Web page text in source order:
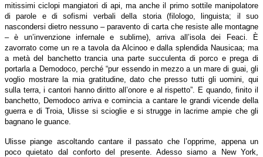
mitissimi ciclopi mangiatori di api, ma anche il primo sottile manipolatore
di parole e di sofismi verbali della storia (filologo, linguista; il suo
nascondersi dietro nessuno – paravento di carta che resiste alle montagne
– è un’invenzione infernale e sublime), arriva all’isola dei Feaci. È
zavorrato come un re a tavola da Alcinoo e dalla splendida Nausicaa; ma
a metà del banchetto trancia una parte succulenta di porco e prega di
portarla a Demodoco, perché “pur essendo in mezzo a un mare di guai, gli
voglio mostrare la mia gratitudine, dato che presso tutti gli uomini, qui
sulla terra, i cantori hanno diritto all’onore e al rispetto”. E quando, finito il
banchetto, Demodoco arriva e comincia a cantare le grandi vicende della
guerra e di Troia, Ulisse si scioglie e si strugge in lacrime ampie che gli
bagnano le guance.
Ulisse piange ascoltando cantare il passato che l’opprime, appena un
poco quietato dal conforto del presente. Adesso siamo a New York,